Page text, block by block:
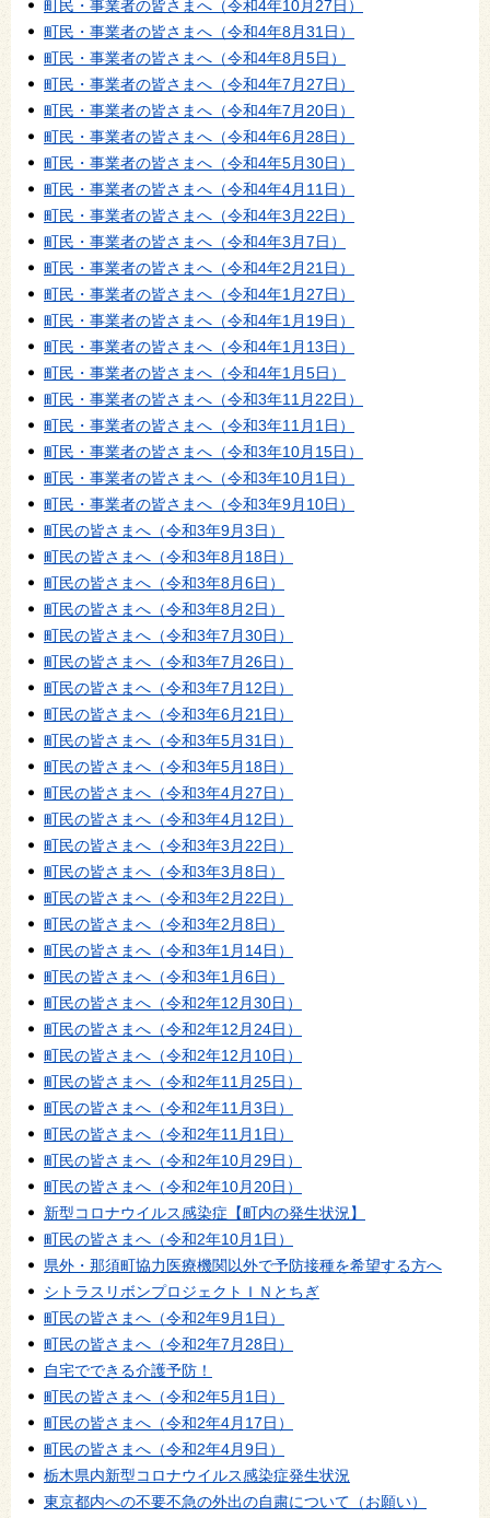
町民・事業者の皆さまへ（令和4年10月27日）
町民・事業者の皆さまへ（令和4年8月31日）
町民・事業者の皆さまへ（令和4年8月5日）
町民・事業者の皆さまへ（令和4年7月27日）
町民・事業者の皆さまへ（令和4年7月20日）
町民・事業者の皆さまへ（令和4年6月28日）
町民・事業者の皆さまへ（令和4年5月30日）
町民・事業者の皆さまへ（令和4年4月11日）
町民・事業者の皆さまへ（令和4年3月22日）
町民・事業者の皆さまへ（令和4年3月7日）
町民・事業者の皆さまへ（令和4年2月21日）
町民・事業者の皆さまへ（令和4年1月27日）
町民・事業者の皆さまへ（令和4年1月19日）
町民・事業者の皆さまへ（令和4年1月13日）
町民・事業者の皆さまへ（令和4年1月5日）
町民・事業者の皆さまへ（令和3年11月22日）
町民・事業者の皆さまへ（令和3年11月1日）
町民・事業者の皆さまへ（令和3年10月15日）
町民・事業者の皆さまへ（令和3年10月1日）
町民・事業者の皆さまへ（令和3年9月10日）
町民の皆さまへ（令和3年9月3日）
町民の皆さまへ（令和3年8月18日）
町民の皆さまへ（令和3年8月6日）
町民の皆さまへ（令和3年8月2日）
町民の皆さまへ（令和3年7月30日）
町民の皆さまへ（令和3年7月26日）
町民の皆さまへ（令和3年7月12日）
町民の皆さまへ（令和3年6月21日）
町民の皆さまへ（令和3年5月31日）
町民の皆さまへ（令和3年5月18日）
町民の皆さまへ（令和3年4月27日）
町民の皆さまへ（令和3年4月12日）
町民の皆さまへ（令和3年3月22日）
町民の皆さまへ（令和3年3月8日）
町民の皆さまへ（令和3年2月22日）
町民の皆さまへ（令和3年2月8日）
町民の皆さまへ（令和3年1月14日）
町民の皆さまへ（令和3年1月6日）
町民の皆さまへ（令和2年12月30日）
町民の皆さまへ（令和2年12月24日）
町民の皆さまへ（令和2年12月10日）
町民の皆さまへ（令和2年11月25日）
町民の皆さまへ（令和2年11月3日）
町民の皆さまへ（令和2年11月1日）
町民の皆さまへ（令和2年10月29日）
町民の皆さまへ（令和2年10月20日）
新型コロナウイルス感染症【町内の発生状況】
町民の皆さまへ（令和2年10月1日）
県外・那須町協力医療機関以外で予防接種を希望する方へ
シトラスリボンプロジェクトＩＮとちぎ
町民の皆さまへ（令和2年9月1日）
町民の皆さまへ（令和2年7月28日）
自宅でできる介護予防！
町民の皆さまへ（令和2年5月1日）
町民の皆さまへ（令和2年4月17日）
町民の皆さまへ（令和2年4月9日）
栃木県内新型コロナウイルス感染症発生状況
東京都内への不要不急の外出の自粛について（お願い）